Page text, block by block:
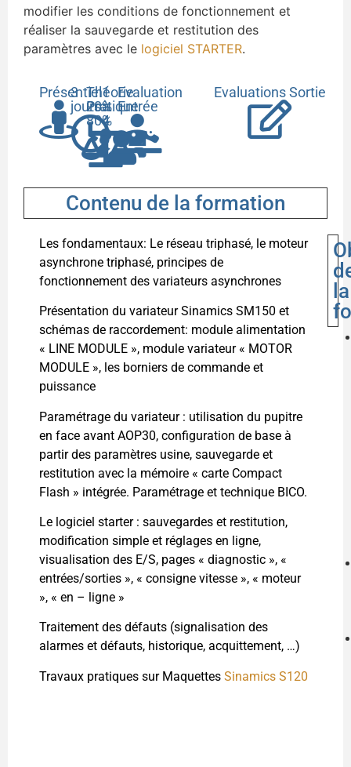
modifier les conditions de fonctionnement et
réaliser la sauvegarde et restitution des
paramètres avec le logiciel STARTER.
Présentiel
3
jours
Théorie
20%
Pratique
80%
1
à
4
Evaluation
Entrée
Evaluations Sortie
Contenu de la formation
Les fondamentaux: Le réseau triphasé, le moteur
asynchrone triphasé, principes de
fonctionnement des variateurs asynchrones
Présentation du variateur Sinamics SM150 et
schémas de raccordement: module alimentation
« LINE MODULE », module variateur « MOTOR
MODULE », les borniers de commande et
puissance
Paramétrage du variateur : utilisation du pupitre
en face avant AOP30, configuration de base à
partir des paramètres usine, sauvegarde et
restitution avec la mémoire « carte Compact
Flash » intégrée. Paramétrage et technique BICO.
Le logiciel starter : sauvegardes et restitution,
modification simple et réglages en ligne,
visualisation des E/S, pages « diagnostic », «
entrées/sorties », « consigne vitesse », « moteur
», « en – ligne »
Traitement des défauts (signalisation des
alarmes et défauts, historique, acquittement, …)
Travaux pratiques sur Maquettes Sinamics S120
la